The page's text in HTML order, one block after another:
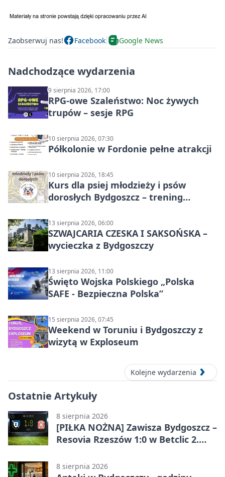
Zaobserwuj nas! Facebook Google News
Nadchodzące wydarzenia
9 sierpnia 2026, 17:00
RPG-owe Szaleństwo: Noc żywych
trupów – sesje RPG
10 sierpnia 2026, 07:30
Półkolonie w Fordonie pełne atrakcji
10 sierpnia 2026, 18:45
Kurs dla psiej młodzieży i psów
dorosłych Bydgoszcz – trening
13 sierpnia 2026, 06:00
SZWAJCARIA CZESKA I SAKSOŃSKA –
wycieczka z Bydgoszczy
13 sierpnia 2026, 11:00
Święto Wojska Polskiego „Polska
SAFE - Bezpieczna Polska”
15 sierpnia 2026, 07:45
Weekend w Toruniu i Bydgoszczy z
wizytą w Exploseum
Kolejne wydarzenia
Ostatnie Artykuły
8 sierpnia 2026
[PIŁKA NOŻNA] Zawisza Bydgoszcz –
Resovia Rzeszów 1:0 w Betclic 2.
8 sierpnia 2026